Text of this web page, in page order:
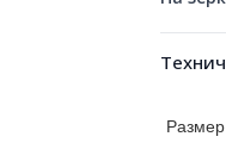
Размер